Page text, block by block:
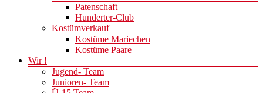
Patenschaft
Hunderter-Club
Kostümverkauf
Kostüme Mariechen
Kostüme Paare
Wir !
Jugend- Team
Junioren- Team